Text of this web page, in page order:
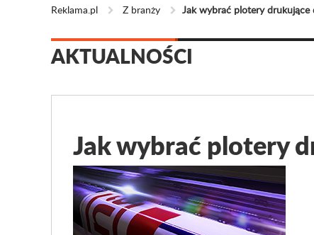
Reklama.pl Z branży Jak wybrać plotery drukujące
AKTUALNOŚCI
Jak wybrać plotery